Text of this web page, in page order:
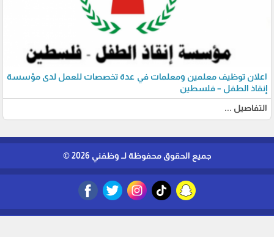
اعلان توظيف معلمين ومعلمات في عدة تخصصات للعمل لدى مؤسسة
إنقاذ الطفل – فلسطين
التفاصيل ...
جميع الحقوق محفوظة لــ وظفني 2026 ©